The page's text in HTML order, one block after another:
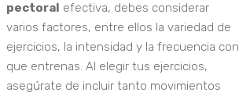
pectoral efectiva, debes considerar
varios factores, entre ellos la variedad de
ejercicios, la intensidad y la frecuencia con
que entrenas. Al elegir tus ejercicios,
asegúrate de incluir tanto movimientos